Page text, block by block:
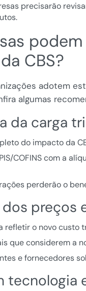
precisarão
CBS?
adotem
algumas
da carga
do impacto da
COFINS com a
perderão o
dos preços
refletir o novo custo
que considerem a
e fornecedores
tecnologia